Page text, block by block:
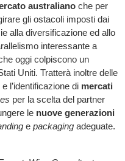
australianoche per
gli ostacoli imposti dai
alla diversificazione ed allo
interessante a
oggi colpiscono un
Uniti. Tratterà inoltre delle
l’identificazione di mercati
per la scelta del partner
le nuove generazioni
e packagingadeguate.